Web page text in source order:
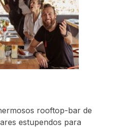
rooftop-bar de
estupendos para